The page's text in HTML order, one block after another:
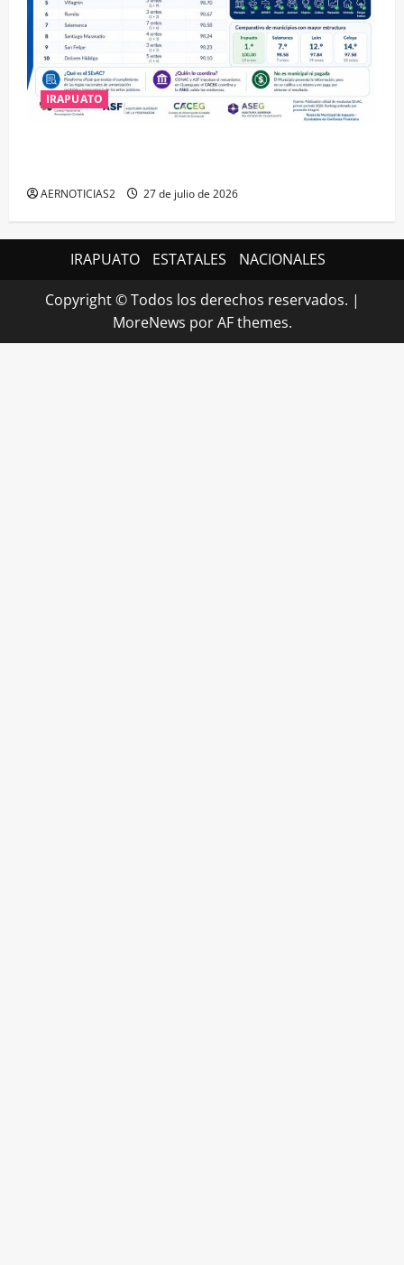
IRAPUATO
AERNOTICIAS2 27 de julio de 2026
IRAPUATO ESTATALES NACIONALES
Copyright © Todos los derechos reservados. |
MoreNews por AF themes.